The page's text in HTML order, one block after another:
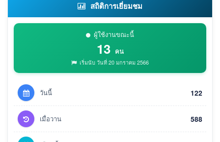
สถิติการเยี่ยมชม
ผู้ใช้งานขณะนี้
13 คน
เริ่มนับ วันที่ 20 มกราคม 2566
วันนี้ 122
เมื่อวาน 588